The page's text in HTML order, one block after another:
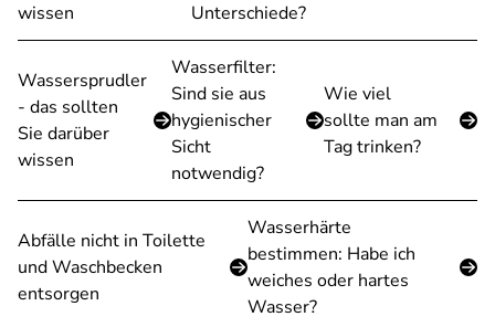
wissen
Unterschiede?
Wassersprudler
- das sollten
Sie darüber
wissen
Wasserfilter:
Sind sie aus
hygienischer
Sicht
notwendig?
Wie viel
sollte man am
Tag trinken?
Abfälle nicht in Toilette
und Waschbecken
entsorgen
Wasserhärte
bestimmen: Habe ich
weiches oder hartes
Wasser?